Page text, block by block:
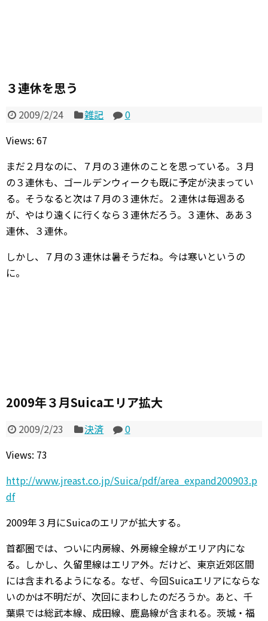
３連休を思う
2009/2/24 雑記
0
Views: 67
まだ２月なのに、７月の３連休のことを思っている。３月
の３連休も、ゴールデンウィークも既に予定が決まってい
る。そうなると次は７月の３連休だ。２連休は毎週ある
が、やはり遠くに行くなら３連休だろう。３連休、ああ３
連休、３連休。
しかし、７月の３連休は暑そうだね。今は寒いというの
に。
2009年３月Suicaエリア拡大
2009/2/23 決済
0
Views: 73
http://www.jreast.co.jp/Suica/pdf/area_expand200903.p
df
2009年３月にSuicaのエリアが拡大する。
首都圏では、ついに内房線、外房線全線がエリア内にな
る。しかし、久留里線はエリア外。だけど、東京近郊区間
には含まれるようになる。なぜ、今回Suicaエリアにならな
いのかは不明だが、次回にまわしたのだろうか。あと、千
葉県では総武本線、成田線、鹿島線が含まれる。茨城・福